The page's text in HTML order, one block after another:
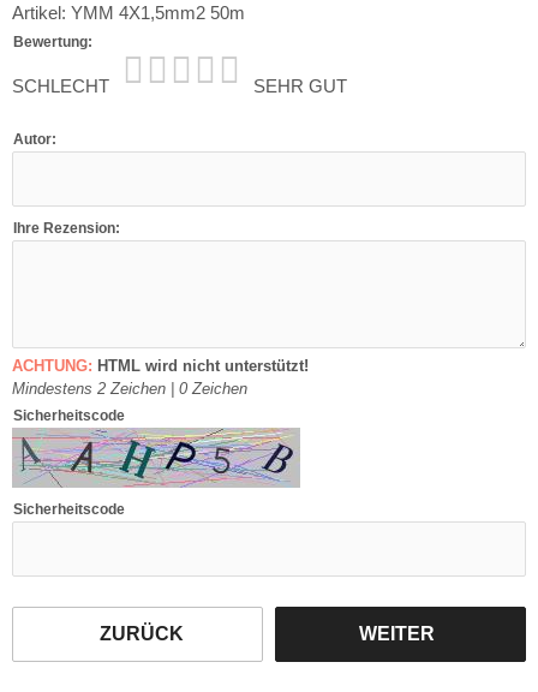
Artikel: YMM 4X1,5mm2 50m
Bewertung:
SCHLECHT SEHR GUT
Autor:
Ihre Rezension:
ACHTUNG: HTML wird nicht unterstützt!
Mindestens 2 Zeichen | 0 Zeichen
Sicherheitscode
Sicherheitscode
ZURÜCK WEITER